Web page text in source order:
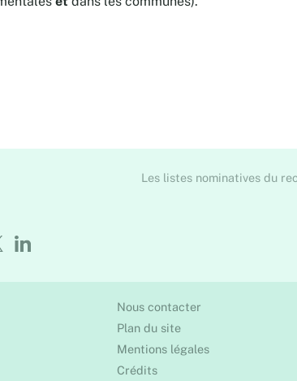
Les listes nominatives du
Facebook
sur X
Partager sur LinkedIn
Nous contacter
Plan du site
Mentions légales
Crédits